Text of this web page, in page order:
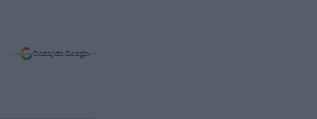
Dodaj do Google